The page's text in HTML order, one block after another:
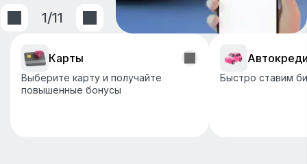
1/11
Карты
Выберите карту и получайте
повышенные бонусы
Быстро ставим